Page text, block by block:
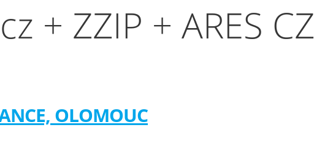
+ ZZIP + ARES CZ
OLOMOUC